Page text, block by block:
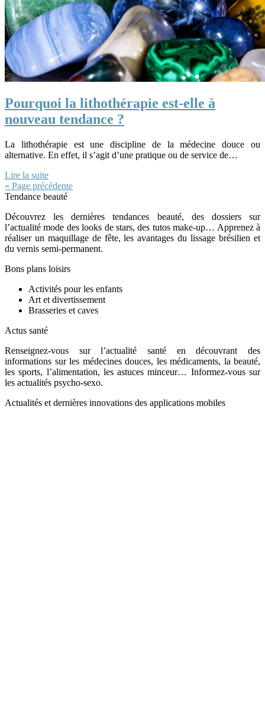
Pourquoi la lithothérapie est-elle à
nouveau tendance ?
La lithothérapie est une discipline de la médecine douce ou
alternative. En effet, il s’agit d’une pratique ou de service de…
Lire la suite
« Page précédente
Tendance beauté
Découvrez les dernières tendances beauté, des dossiers sur
l’actualité mode des looks de stars, des tutos make-up… Apprenez à
réaliser un maquillage de fête, les avantages du lissage brésilien et
du vernis semi-permanent.
Bons plans loisirs
Activités pour les enfants
Art et divertissement
Brasseries et caves
Actus santé
Renseignez-vous sur l’actualité santé en découvrant des
informations sur les médecines douces, les médicaments, la beauté,
les sports, l’alimentation, les astuces minceur… Informez-vous sur
les actualités psycho-sexo.
Actualités et dernières innovations des applications mobiles